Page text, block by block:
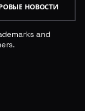
НОВОСТИ
and